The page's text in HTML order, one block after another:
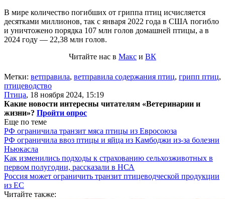
В мире количество погибших от гриппа птиц исчисляется
десятками миллионов, так с января 2022 года в США погибло
и уничтожено порядка 107 млн голов домашней птицы, а в
2024 году — 22,38 млн голов.
Читайте нас в Макс и ВК
Метки: ветправила, ветправила содержания птиц, грипп птиц,
птицеводство
Птица, 18 ноября 2024, 15:19
Какие новости интересны читателям «Ветеринарии и
жизни»? Пройти опрос
Еще по теме
РФ ограничила транзит мяса птицы из Евросоюза
РФ ограничила ввоз птицы и яйца из Камбоджи из-за болезни
Ньюкасла
Как изменились подходы к страхованию сельхозживотных в
первом полугодии, рассказали в НСА
Россия может ограничить транзит птицеводческой продукции
из ЕС
Читайте также: